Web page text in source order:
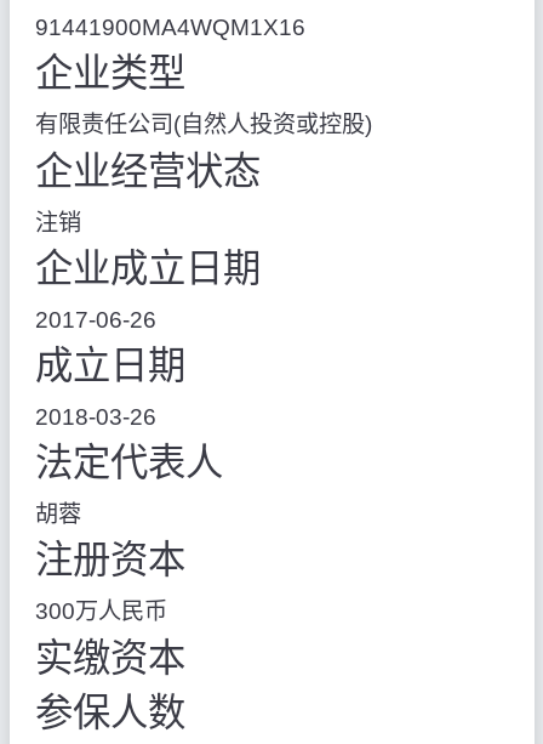
91441900MA4WQM1X16
企业类型
有限责任公司(自然人投资或控股)
企业经营状态
注销
企业成立日期
2017-06-26
成立日期
2018-03-26
法定代表人
胡蓉
注册资本
300万人民币
实缴资本
参保人数